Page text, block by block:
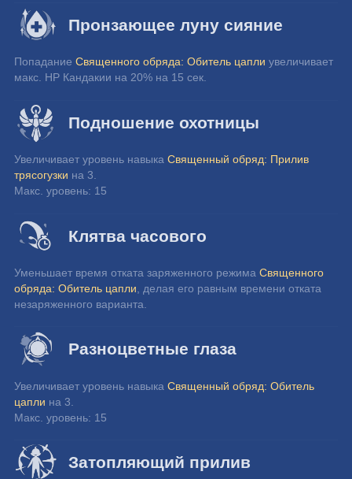
Пронзающее луну сияние
Попадание Священного обряда: Обитель цапли увеличивает
макс. HP Кандакии на 20% на 15 сек.
Подношение охотницы
Увеличивает уровень навыка Священный обряд: Прилив
трясогузки на 3.
Макс. уровень: 15
Клятва часового
Уменьшает время отката заряженного режима Священного
обряда: Обитель цапли , делая его равным времени отката
незаряженного варианта.
Разноцветные глаза
Увеличивает уровень навыка Священный обряд: Обитель
цапли на 3.
Макс. уровень: 15
Затопляющий прилив